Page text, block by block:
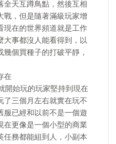
全天互蹲鳥點，然後互相
戰，但是隨著滿級玩家增
現在的世界頻道就是工作
大事都沒人能看得到，以
個買種子的打破平靜，
在
開始玩的玩家堅持到現在
了三個月左右就實在玩不
服已經和以前不是一個遊
在更像是一個小型的商業
任務都能組到人，小副本